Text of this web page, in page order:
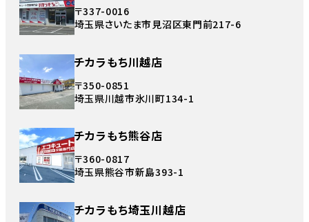
〒337-0016
埼玉県さいたま市見沼区東門前217-6
チカラもち川越店
〒350-0851
埼玉県川越市氷川町134-1
チカラもち熊谷店
〒360-0817
埼玉県熊谷市新島393-1
チカラもち埼玉川越店